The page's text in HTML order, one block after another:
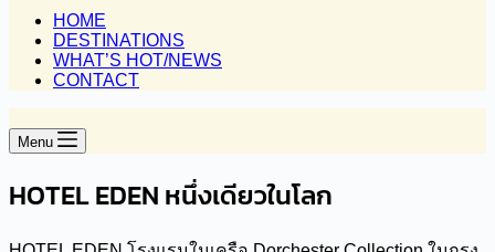
HOME
DESTINATIONS
WHAT’S HOT/NEWS
CONTACT
Menu
HOTEL EDEN หนึ่งเดียวในโลก